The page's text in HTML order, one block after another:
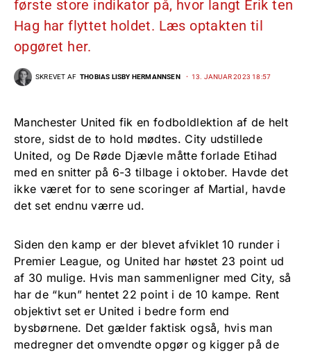
første store indikator på, hvor langt Erik ten
Hag har flyttet holdet. Læs optakten til
opgøret her.
SKREVET AF THOBIAS LISBY HERMANNSEN 13. JANUAR 2023 18:57
Manchester United fik en fodboldlektion af de helt
store, sidst de to hold mødtes. City udstillede
United, og De Røde Djævle måtte forlade Etihad
med en snitter på 6-3 tilbage i oktober. Havde det
ikke været for to sene scoringer af Martial, havde
det set endnu værre ud.
Siden den kamp er der blevet afviklet 10 runder i
Premier League, og United har høstet 23 point ud
af 30 mulige. Hvis man sammenligner med City, så
har de “kun” hentet 22 point i de 10 kampe. Rent
objektivt set er United i bedre form end
bysbørnene. Det gælder faktisk også, hvis man
medregner det omvendte opgør og kigger på de